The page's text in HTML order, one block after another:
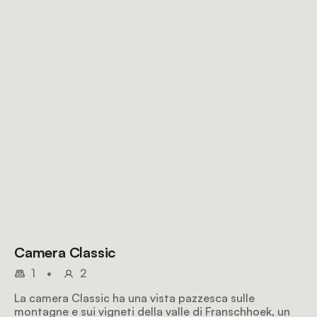
Camera Classic
1 •
2
La camera Classic ha una vista pazzesca sulle
montagne e sui vigneti della valle di Franschhoek, un